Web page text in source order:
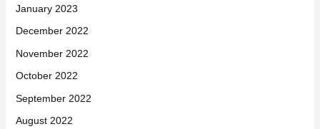
January 2023
December 2022
November 2022
October 2022
September 2022
August 2022